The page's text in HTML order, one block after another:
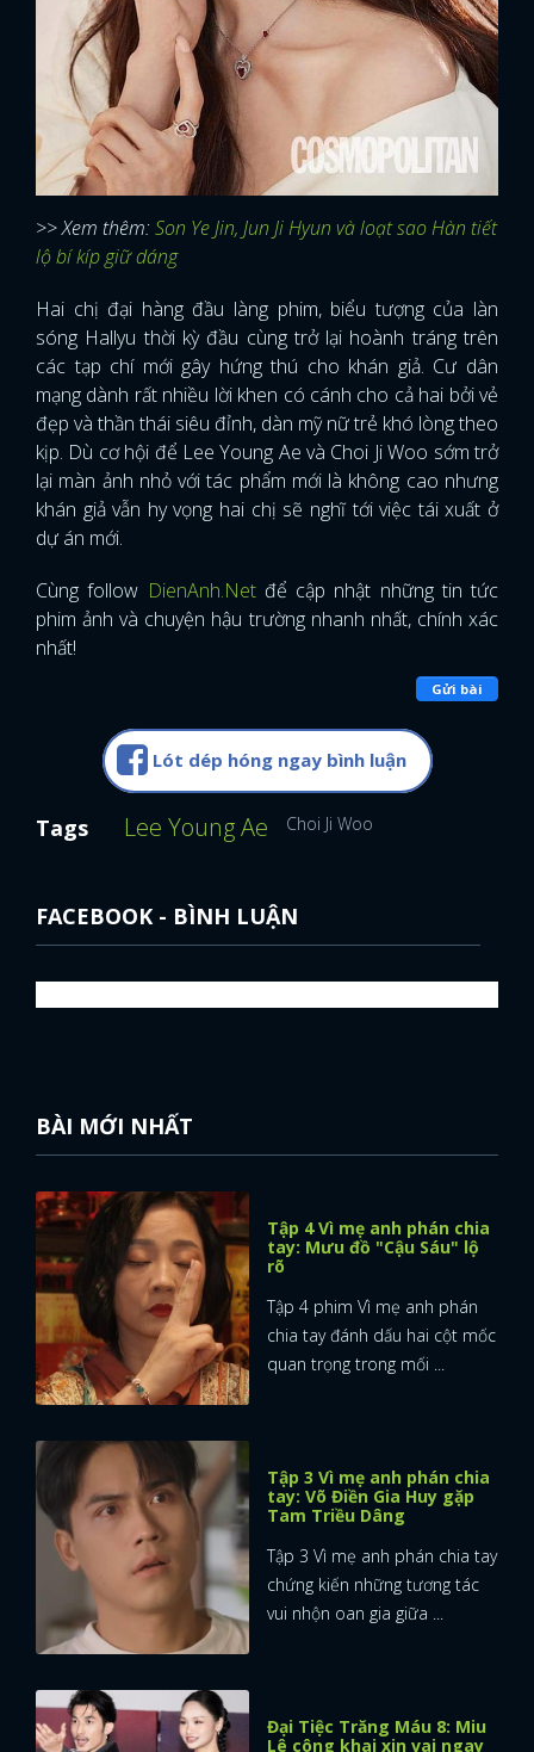
ĐĂNG NHẬP
>> Xem thêm:Son Ye Jin, Jun Ji Hyun và loạt sao Hàn tiết
lộ bí kíp giữ dáng
Hai chị đại hàng đầu làng phim, biểu tượng của làn
sóng Hallyu thời kỳ đầu cùng trở lại hoành tráng trên
các tạp chí mới gây hứng thú cho khán giả. Cư dân
mạng dành rất nhiều lời khen có cánh cho cả hai bởi vẻ
đẹp và thần thái siêu đỉnh, dàn mỹ nữ trẻ khó lòng theo
kịp. Dù cơ hội để Lee Young Ae và Choi Ji Woo sớm trở
lại màn ảnh nhỏ với tác phẩm mới là không cao nhưng
khán giả vẫn hy vọng hai chị sẽ nghĩ tới việc tái xuất ở
dự án mới.
Cùng follow DienAnh.Netđể cập nhật những tin tức
phim ảnh và chuyện hậu trường nhanh nhất, chính xác
nhất!
Gửi bài
Lót dép hóng ngay bình luận
Tags Lee Young Ae Choi Ji Woo
FACEBOOK - BÌNH LUẬN
BÀI MỚI NHẤT
Tập 4 Vì mẹ anh phán chia
tay: Mưu đồ "Cậu Sáu" lộ
rõ
Tập 4 phim Vì mẹ anh phán
chia tay đánh dấu hai cột mốc
quan trọng trong mối ...
Tập 3 Vì mẹ anh phán chia
tay: Võ Điền Gia Huy gặp
Tam Triều Dâng
Tập 3 Vì mẹ anh phán chia tay
chứng kiến những tương tác
vui nhộn oan gia giữa ...
Đại Tiệc Trăng Máu 8: Miu
Lê công khai xin vai ngay